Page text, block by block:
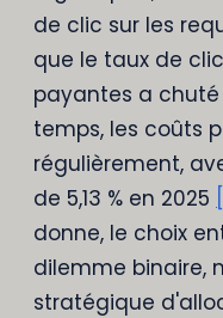
de clic sur les
que le taux de
payantes a chuté
temps, les coûts
régulièrement,
de 5,13 % en 2025
donne, le choix
dilemme binaire,
stratégique